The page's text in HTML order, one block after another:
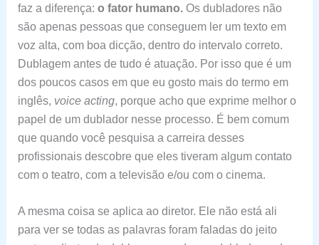
faz a diferença: o fator humano.Os dubladores não
são apenas pessoas que conseguem ler um texto em
voz alta, com boa dicção, dentro do intervalo correto.
Dublagem antes de tudo é atuação. Por isso que é um
dos poucos casos em que eu gosto mais do termo em
inglês, voice acting, porque acho que exprime melhor o
papel de um dublador nesse processo. É bem comum
que quando você pesquisa a carreira desses
profissionais descobre que eles tiveram algum contato
com o teatro, com a televisão e/ou com o cinema.
A mesma coisa se aplica ao diretor. Ele não está ali
para ver se todas as palavras foram faladas do jeito